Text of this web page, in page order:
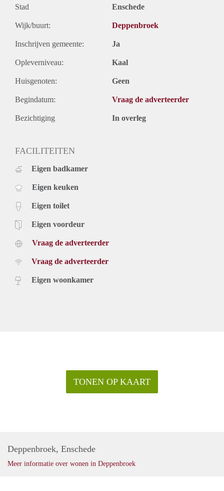
Stad Enschede
Wijk/buurt: Deppenbroek
Inschrijven gemeente: Ja
Opleverniveau: Kaal
Huisgenoten: Geen
Begindatum: Vraag de adverteerder
Bezichtiging In overleg
FACILITEITEN
Eigen badkamer
Eigen keuken
Eigen toilet
Eigen voordeur
Vraag de adverteerder
Vraag de adverteerder
Eigen woonkamer
TONEN OP KAART
Deppenbroek, Enschede
Meer informatie over wonen in Deppenbroek